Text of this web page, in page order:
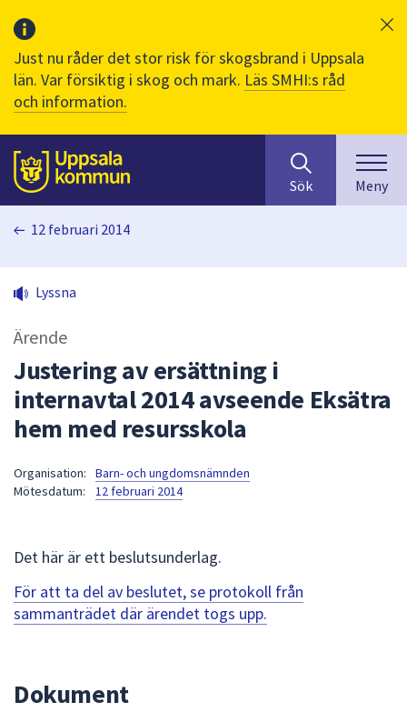
Just nu råder det stor risk för skogsbrand i Uppsala
län. Var försiktig i skog och mark. Läs SMHI:s råd
och information.
Till sidans
huvudinnehåll
efter
innehåll
på
sökfältet
kommer
sökförslag
att
navigera
mellan
Sök Meny
12 februari 2014
Lyssna
Ärende
Justering av ersättning i
internavtal 2014 avseende Eksätra
hem med resursskola
Organisation:
Barn- och ungdomsnämnden
Mötesdatum:
12 februari 2014
Det här är ett beslutsunderlag.
För att ta del av beslutet, se protokoll från
sammanträdet där ärendet togs upp.
Dokument